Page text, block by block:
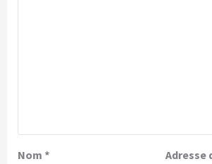
Nom *
Adresse